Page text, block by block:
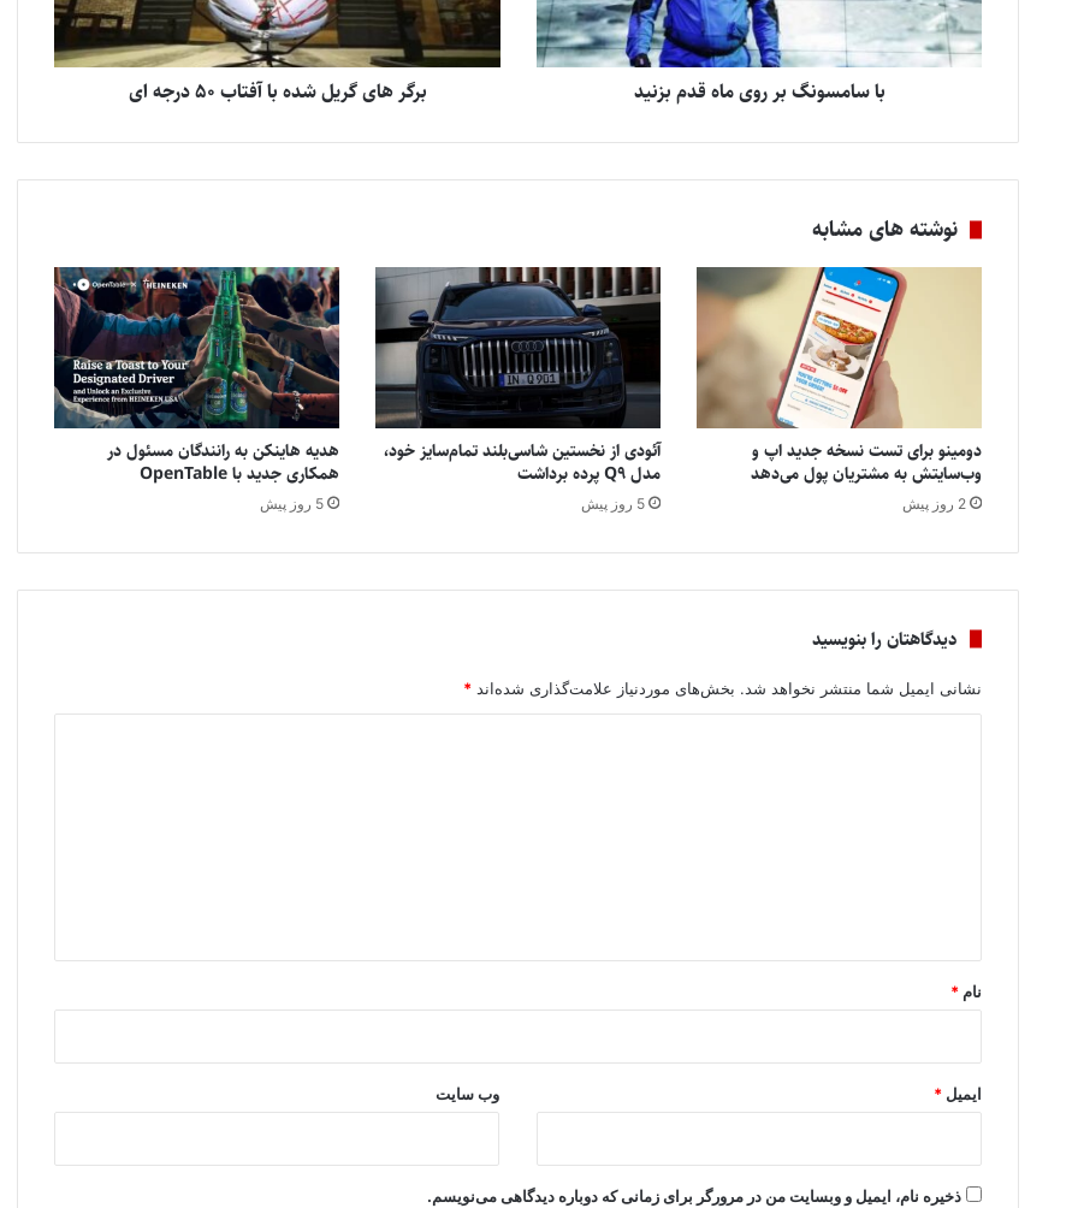
با سامسونگ بر روی ماه قدم بزنید برگر های گریل شده با آفتاب 50 درجه ای
نوشته های مشابه
دومینو برای تست نسخه جدید اپ و
وب‌سایتش به مشتریان پول می‌دهد
2 روز پیش
آئودی از نخستین شاسی‌بلند تمام‌سایز خود،
مدل Q9 پرده برداشت
5 روز پیش
هدیه هاینکن به رانندگان مسئول در
همکاری جدید با OpenTable
5 روز پیش
دیدگاهتان را بنویسید
نشانی ایمیل شما منتشر نخواهد شد. بخش‌های موردنیاز علامت‌گذاری شده‌اند *
نام *
ایمیل * وب‌ سایت
ذخیره نام، ایمیل و وبسایت من در مرورگر برای زمانی که دوباره دیدگاهی می‌نویسم.